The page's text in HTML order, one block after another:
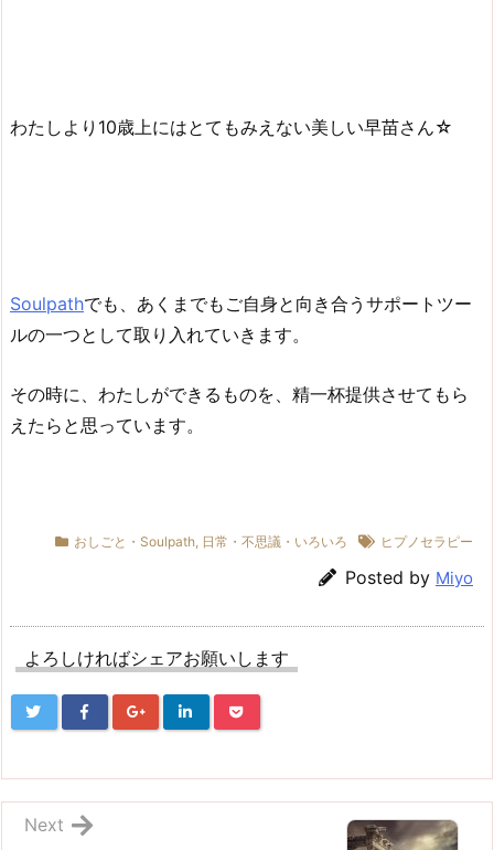
わたしより10歳上にはとてもみえない美しい早苗さん☆
Soulpathでも、あくまでもご自身と向き合うサポートツー
ルの一つとして取り入れていきます。
その時に、わたしができるものを、精一杯提供させてもら
えたらと思っています。
おしごと・Soulpath 日常・不思議・いろいろ ヒプノセラピー
Posted by Miyo
よろしければシェアお願いします
Next